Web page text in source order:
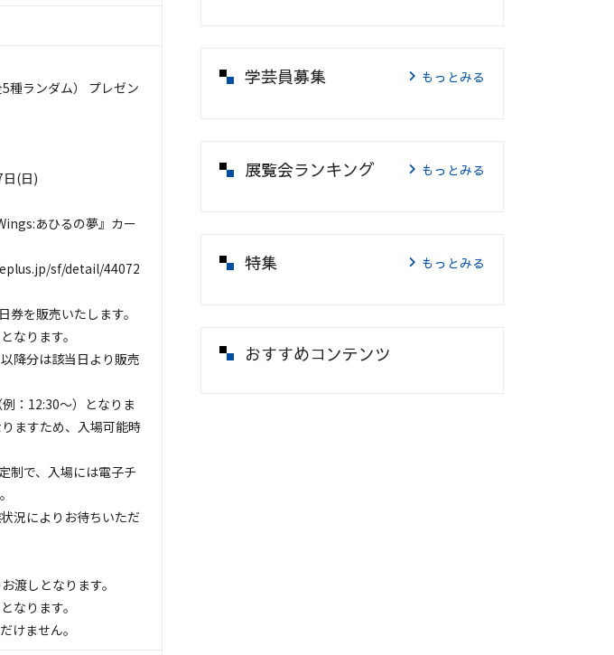
種ランダム） プレゼン
(日)
あひるの夢』カー
sf/detail/44072
を販売いたします。
なります。
降分は該当日より販売
：12:30～）となりま
ますため、入場可能時
制で、入場には電子チ
況によりお待ちいただ
渡しとなります。
なります。
けません。
学芸員募集 もっとみる
展覧会ランキング もっとみる
特集 もっとみる
おすすめコンテンツ